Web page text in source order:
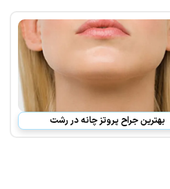
بهترین جراح پروتز چانه در رشت